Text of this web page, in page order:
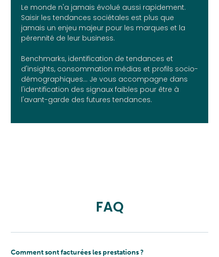
Le monde n'a jamais évolué aussi rapidement.
Saisir les tendances sociétales est plus que
jamais un enjeu majeur pour les marques et la
pérennité de leur business.
Benchmarks, identification de tendances et
d'insights, consommation médias et profils socio-
démographiques... Je vous accompagne dans
l'identification des signaux faibles pour être à
l'avant-garde des futures tendances.
FAQ
Comment sont facturées les prestations ?